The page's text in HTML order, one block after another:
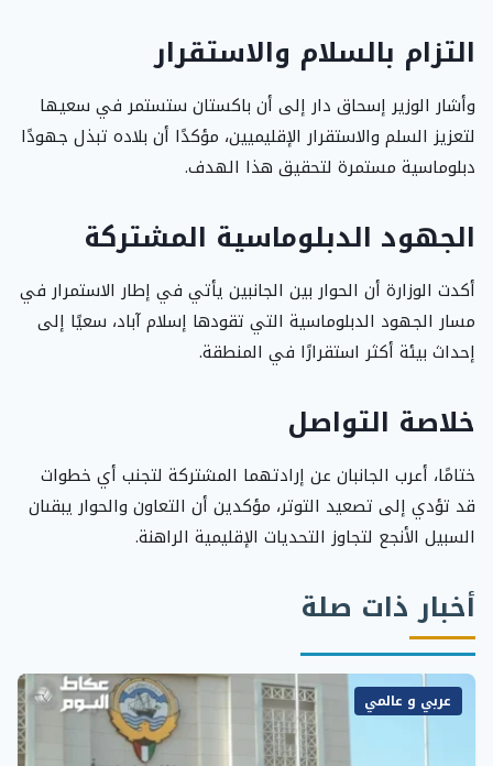
التزام بالسلام والاستقرار
وأشار الوزير إسحاق دار إلى أن باكستان ستستمر في سعيها
لتعزيز السلم والاستقرار الإقليميين، مؤكدًا أن بلاده تبذل جهودًا
دبلوماسية مستمرة لتحقيق هذا الهدف.
الجهود الدبلوماسية المشتركة
أكدت الوزارة أن الحوار بين الجانبين يأتي في إطار الاستمرار في
مسار الجهود الدبلوماسية التي تقودها إسلام آباد، سعيًا إلى
إحداث بيئة أكثر استقرارًا في المنطقة.
خلاصة التواصل
ختامًا، أعرب الجانبان عن إرادتهما المشتركة لتجنب أي خطوات
قد تؤدي إلى تصعيد التوتر، مؤكدين أن التعاون والحوار يبقىان
السبيل الأنجع لتجاوز التحديات الإقليمية الراهنة.
أخبار ذات صلة
عربي و عالمي